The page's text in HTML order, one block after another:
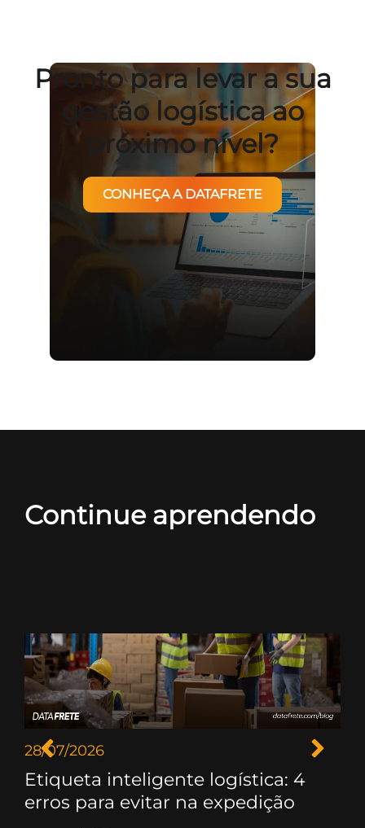
Pronto para levar a sua
gestão logística ao
próximo nível?
CONHEÇA A DATAFRETE
Continue aprendendo
28/07/2026
Etiqueta inteligente logística: 4
erros para evitar na expedição